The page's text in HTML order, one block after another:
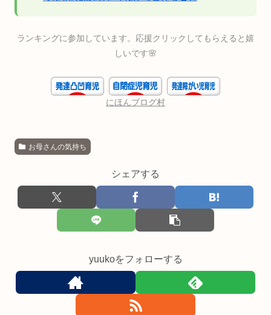
ランキングに参加しています。応援クリックしてもらえると嬉
しいです🌸
にほんブログ村
お母さんの気持ち
シェアする
yuukoをフォローする